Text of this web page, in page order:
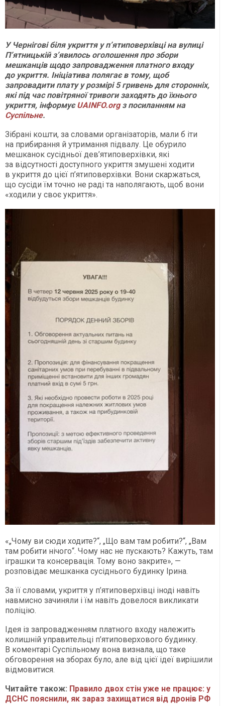
У Чернігові біля укриття у п’ятиповерхівці на вулиці
П’ятницькій зʼявилось оголошення про збори
мешканців щодо запровадження платного входу
до укриття. Ініціатива полягає в тому, щоб
запровадити плату у розмірі 5 гривень для сторонніх,
які під час повітряної тривоги заходять до їхнього
укриття, інформуєUAINFO.orgз посиланням на
Суспільне.
Зібрані кошти, за словами організаторів, мали б іти
на прибирання й утримання підвалу. Це обурило
мешканок сусідньої дев’ятиповерхівки, які
за відсутності доступного укриття змушені ходити
в укриття до цієї п’ятиповерхівки. Вони скаржаться,
що сусіди їм точно не раді та наполягають, щоб вони
«ходили у своє укриття».
«„Чому ви сюди ходите?“, „Що вам там робити?“, „Вам
там робити нічого“. Чому нас не пускають? Кажуть, там
іграшки та консервація. Тому воно закрите», —
розповідає мешканка сусіднього будинку Ірина.
За її словами, укриття у п’ятиповерхівці іноді навіть
навмисно зачиняли і їм навіть довелося викликати
поліцію.
Ідея із запровадженням платного входу належить
колишній управительці п’ятиповерхового будинку.
В коментарі Суспільному вона визнала, що таке
обговорення на зборах було, але від цієї ідеї вирішили
відмовитися.
Читайте також: Правило двох стін уже не працює: у
ДСНС пояснили, як зараз захищатися від дронів РФ